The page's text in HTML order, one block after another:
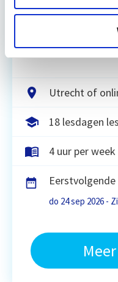
2050 wil de
bouweconomie
dat… Lees verder
Utrecht of
18 lesdagen
4 uur per
do 24 sep 2026 -